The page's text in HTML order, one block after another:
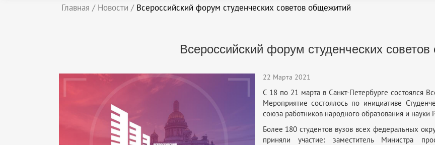
Главная / Новости / Всероссийский форум студенческих советов общежитий
Всероссийский форум студенческих
22 Марта 2021
С 18 по 21 марта в Санкт-Петербурге состоялся
Мероприятие состоялось по инициативе
союза работников народного образования и науки
Более 180 студентов вузов всех федеральных
приняли участие: заместитель Министра